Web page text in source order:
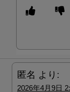
匿名 より:
2026年4月9日